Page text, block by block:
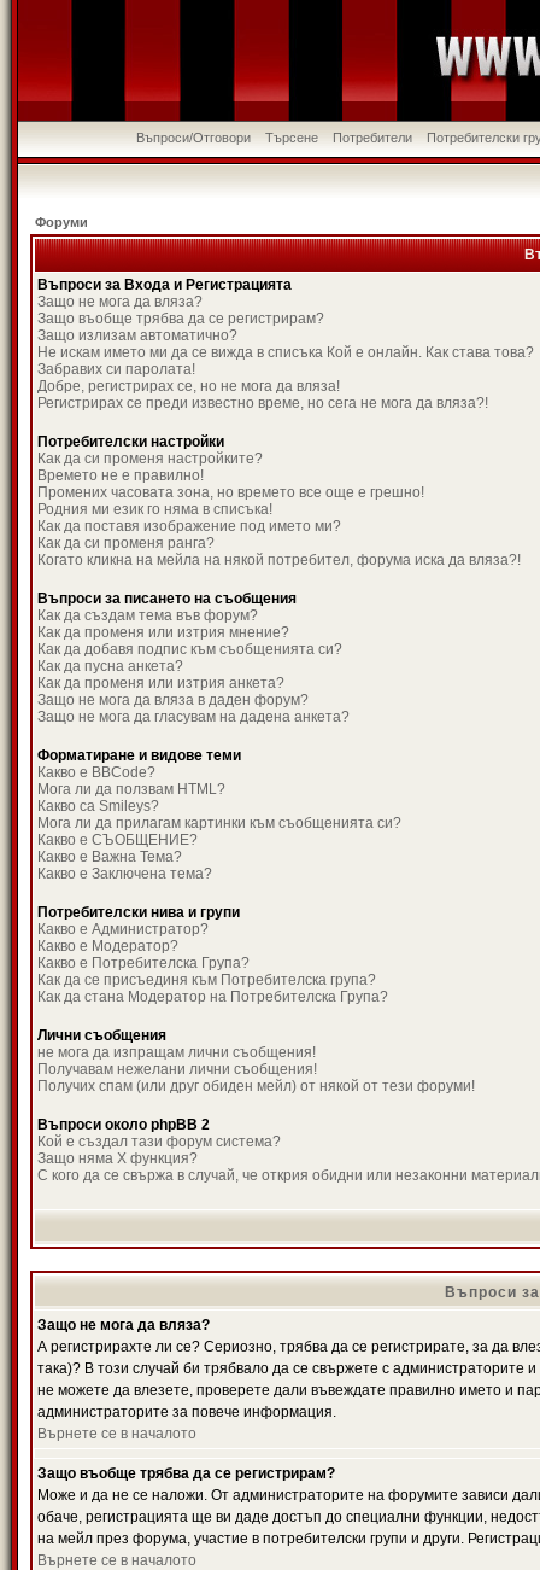
Въпроси/Отговори Търсене Потребители Потребителски
Форуми
Въпроси за Входа и Регистрацията
Защо не мога да вляза?
Защо въобще трябва да се регистрирам?
Защо излизам автоматично?
Не искам името ми да се вижда в списъка Кой е онлайн. Как става това?
Забравих си паролата!
Добре, регистрирах се, но не мога да вляза!
Регистрирах се преди известно време, но сега не мога да вляза?!
Потребителски настройки
Как да си променя настройките?
Времето не е правилно!
Промених часовата зона, но времето все още е грешно!
Родния ми език го няма в списъка!
Как да поставя изображение под името ми?
Как да си променя ранга?
Когато кликна на мейла на някой потребител, форума иска да вляза?!
Въпроси за писането на съобщения
Как да създам тема във форум?
Как да променя или изтрия мнение?
Как да добавя подпис към съобщенията си?
Как да пусна анкета?
Как да променя или изтрия анкета?
Защо не мога да вляза в даден форум?
Защо не мога да гласувам на дадена анкета?
Форматиране и видове теми
Какво е BBCode?
Мога ли да ползвам HTML?
Какво са Smileys?
Мога ли да прилагам картинки към съобщенията си?
Какво е СЪОБЩЕНИЕ?
Какво е Важна Тема?
Какво е Заключена тема?
Потребителски нива и групи
Какво е Администратор?
Какво е Модератор?
Какво е Потребителска Група?
Как да се присъединя към Потребителска група?
Как да стана Модератор на Потребителска Група?
Лични съобщения
не мога да изпращам лични съобщения!
Получавам нежелани лични съобщения!
Получих спам (или друг обиден мейл) от някой от тези форуми!
Въпроси около phpBB 2
Кой е създал тази форум система?
Защо няма X функция?
С кого да се свържа в случай, че открия обидни или незаконни
Въпроси
Защо не мога да вляза?
А регистрирахте ли се? Сериозно, трябва да се регистрирате, за да
така)? В този случай би трябвало да се свържете с администраторите
не можете да влезете, проверете дали въвеждате правилно името и
администраторите за повече информация.
Върнете се в началото
Защо въобще трябва да се регистрирам?
Може и да не се наложи. От администраторите на форумите зависи
обаче, регистрацията ще ви даде достъп до специални функции,
на мейл през форума, участие в потребителски групи и други.
Върнете се в началото